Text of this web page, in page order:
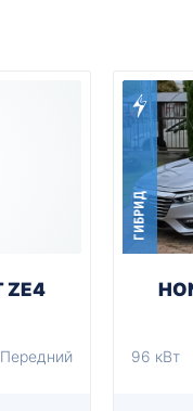
ZE4
Передний
ГИБРИД
96 кВт